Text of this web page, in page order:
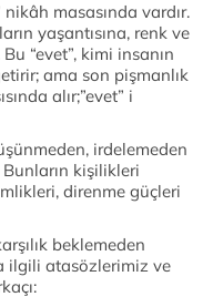
nikâh masasında vardır.
yaşantısına, renk ve
“evet”, kimi insanın
ama son pişmanlık
alır;”evet” i
irdelemeden
kişilikleri
direnme güçleri
beklemeden
ilgili atasözlerimiz ve